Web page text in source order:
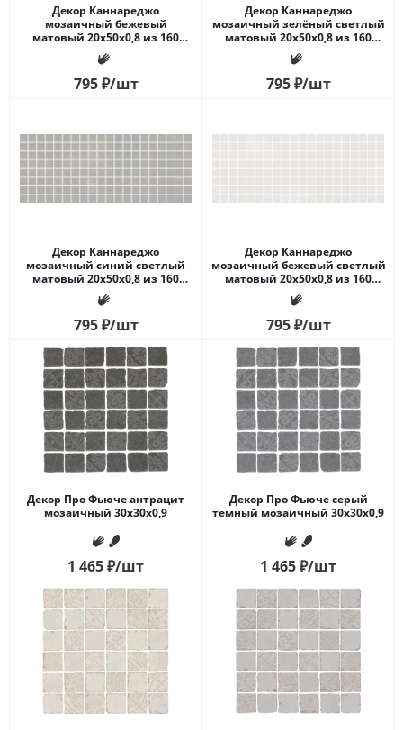
Декор Каннареджо
мозаичный бежевый
матовый 20x50x0,8 из 160
частей 2,3х2,3
795₽/шт
Декор Каннареджо
мозаичный зелёный светлый
матовый 20x50x0,8 из 160
частей 2,3х2,3
795₽/шт
Декор Каннареджо
мозаичный синий светлый
матовый 20x50x0,8 из 160
частей 2,3х2,3
795₽/шт
Декор Каннареджо
мозаичный бежевый светлый
матовый 20x50x0,8 из 160
частей 2,3х2,3
795₽/шт
Декор Про Фьюче антрацит
мозаичный 30x30x0,9
1 465₽/шт
Декор Про Фьюче серый
темный мозаичный 30x30x0,9
1 465₽/шт